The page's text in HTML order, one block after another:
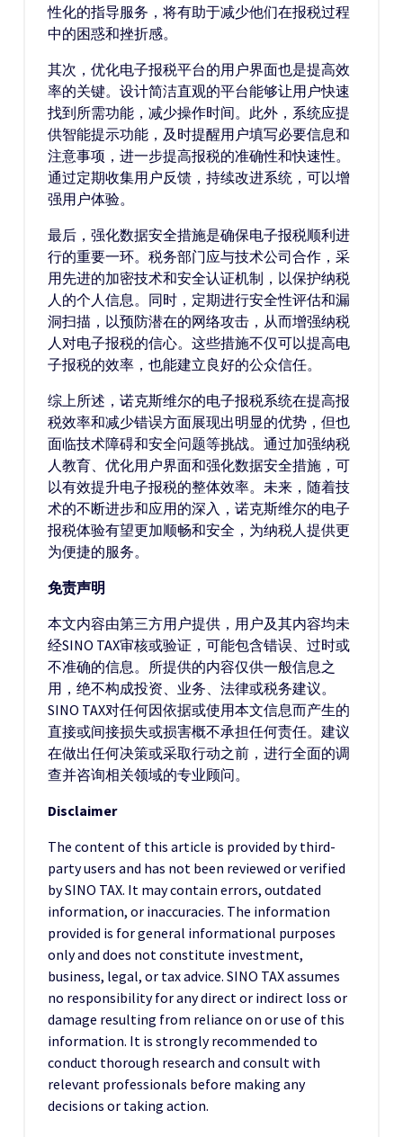
性化的指导服务，将有助于减少他们在报税过程
中的困惑和挫折感。
其次，优化电子报税平台的用户界面也是提高效
率的关键。设计简洁直观的平台能够让用户快速
找到所需功能，减少操作时间。此外，系统应提
供智能提示功能，及时提醒用户填写必要信息和
注意事项，进一步提高报税的准确性和快速性。
通过定期收集用户反馈，持续改进系统，可以增
强用户体验。
最后，强化数据安全措施是确保电子报税顺利进
行的重要一环。税务部门应与技术公司合作，采
用先进的加密技术和安全认证机制，以保护纳税
人的个人信息。同时，定期进行安全性评估和漏
洞扫描，以预防潜在的网络攻击，从而增强纳税
人对电子报税的信心。这些措施不仅可以提高电
子报税的效率，也能建立良好的公众信任。
综上所述，诺克斯维尔的电子报税系统在提高报
税效率和减少错误方面展现出明显的优势，但也
面临技术障碍和安全问题等挑战。通过加强纳税
人教育、优化用户界面和强化数据安全措施，可
以有效提升电子报税的整体效率。未来，随着技
术的不断进步和应用的深入，诺克斯维尔的电子
报税体验有望更加顺畅和安全，为纳税人提供更
为便捷的服务。
免责声明
本文内容由第三方用户提供，用户及其内容均未
经SINO TAX审核或验证，可能包含错误、过时或
不准确的信息。所提供的内容仅供一般信息之
用，绝不构成投资、业务、法律或税务建议。
SINO TAX对任何因依据或使用本文信息而产生的
直接或间接损失或损害概不承担任何责任。建议
在做出任何决策或采取行动之前，进行全面的调
查并咨询相关领域的专业顾问。
Disclaimer
The content of this article is provided by third-
party users and has not been reviewed or verified
by SINO TAX. It may contain errors, outdated
information, or inaccuracies. The information
provided is for general informational purposes
only and does not constitute investment,
business, legal, or tax advice. SINO TAX assumes
no responsibility for any direct or indirect loss or
damage resulting from reliance on or use of this
information. It is strongly recommended to
conduct thorough research and consult with
relevant professionals before making any
decisions or taking action.